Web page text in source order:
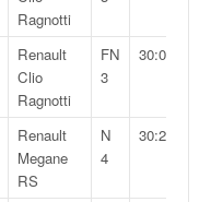
Ragnotti
Renault
Clio
Ragnotti
FN
3
30:01,4
Renault
Megane
RS
N
4
30:21,3